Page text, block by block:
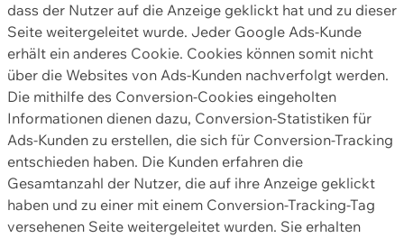
dass der Nutzer auf die Anzeige geklickt hat und zu dieser
Seite weitergeleitet wurde. Jeder Google Ads-Kunde
erhält ein anderes Cookie. Cookies können somit nicht
über die Websites von Ads-Kunden nachverfolgt werden.
Die mithilfe des Conversion-Cookies eingeholten
Informationen dienen dazu, Conversion-Statistiken für
Ads-Kunden zu erstellen, die sich für Conversion-Tracking
entschieden haben. Die Kunden erfahren die
Gesamtanzahl der Nutzer, die auf ihre Anzeige geklickt
haben und zu einer mit einem Conversion-Tracking-Tag
versehenen Seite weitergeleitet wurden. Sie erhalten